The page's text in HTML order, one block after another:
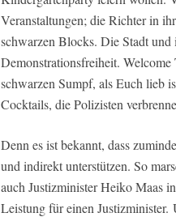
Veranstaltungen; die Richter in
schwarzen Blocks. Die Stadt
Demonstrationsfreiheit.
schwarzen Sumpf, als Euch lieb
Cocktails, die Polizisten
Denn es ist bekannt, dass
und indirekt unterstützen. So
auch Justizminister Heiko Maas
Leistung für einen